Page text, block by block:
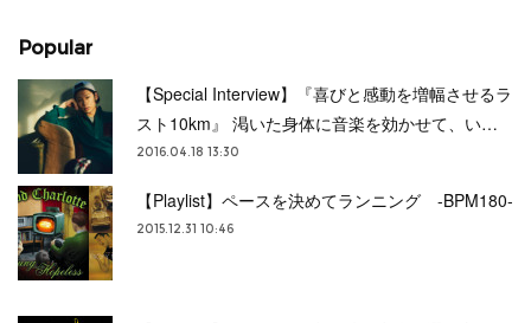
Popular
【Special Interview】『喜びと感動を増幅させるラ
スト10km』 渇いた身体に音楽を効かせて、い…
2016.04.18 13:30
【Playlist】ペースを決めてランニング -BPM180-
2015.12.31 10:46